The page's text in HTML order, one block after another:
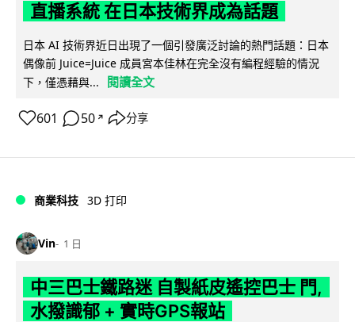
直播系統 在日本技術界成為話題
日本 AI 技術界近日出現了一個引發廣泛討論的熱門話題：日本
偶像前 Juice=Juice 成員宮本佳林在完全沒有編程經驗的情況
下，僅憑藉與...
閱讀全文
601 50 ↗ 分享
商業科技 3D 打印
Vin 1 日
中三巴士鐵路迷 自製紙皮遙控巴士 門,
水撥識郁 + 實時GPS報站